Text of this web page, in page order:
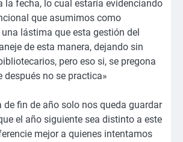
la fecha, lo cual estaría evidenciando
que asumimos como
lástima que esta gestión del
de esta manera, dejando sin
pero eso si, se pregona
después no se practica»
de fin de año solo nos queda guardar
el año siguiente sea distinto a este
mejor a quienes intentamos